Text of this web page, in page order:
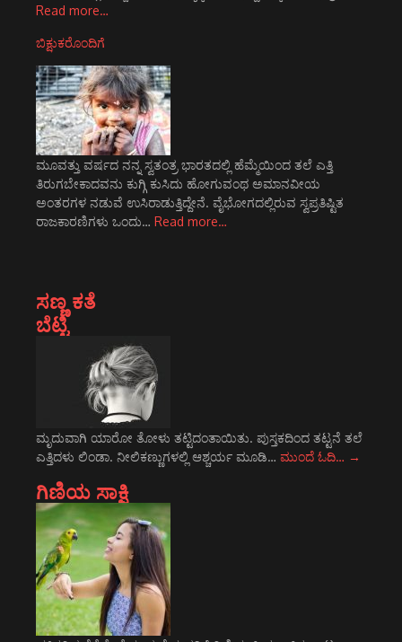
Read more…
ಬಿಕ್ಷುಕರೊಂದಿಗೆ
ಮೂವತ್ತು ವರ್ಷದ ನನ್ನ ಸ್ವತಂತ್ರ ಭಾರತದಲ್ಲಿ ಹೆಮ್ಮೆಯಿಂದ ತಲೆ ಎತ್ತಿ
ತಿರುಗಬೇಕಾದವನು ಕುಗ್ಗಿ ಕುಸಿದು ಹೋಗುವಂಥ ಅಮಾನವೀಯ
ಅಂತರಗಳ ನಡುವೆ ಉಸಿರಾಡುತ್ತಿದ್ದೇನೆ. ವೈಭೋಗದಲ್ಲಿರುವ ಸ್ವಪ್ರತಿಷ್ಟಿತ
ರಾಜಕಾರಣಿಗಳು ಒಂದು… Read more…
ಸಣ್ಣ ಕತೆ
ಬೆಟ್ಟಿ
ಮೃದುವಾಗಿ ಯಾರೋ ತೋಳು ತಟ್ಟಿದಂತಾಯಿತು. ಪುಸ್ತಕದಿಂದ ತಟ್ಟನೆ ತಲೆ
ಎತ್ತಿದಳು ಲಿಂಡಾ. ನೀಲಿಕಣ್ಣುಗಳಲ್ಲಿ ಆಶ್ಚರ್ಯ ಮೂಡಿ… ಮುಂದೆ ಓದಿ… →
ಗಿಣಿಯ ಸಾಕ್ಷಿ